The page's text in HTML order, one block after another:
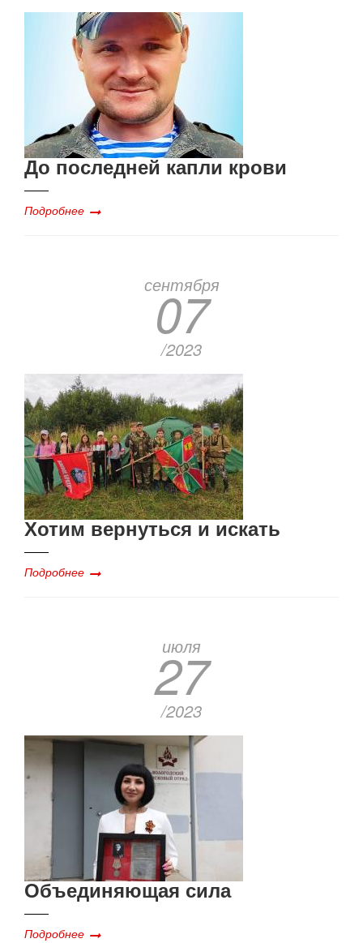
До последней капли крови
Подробнее
сентября
07
/2023
Хотим вернуться и искать
Подробнее
июля
27
/2023
Объединяющая сила
Подробнее